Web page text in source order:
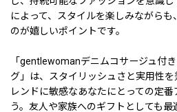
によって、スタイルを楽しみながら
のが嬉しいポイントです。
「gentlewomanデニムコサージュ付
グ」は、スタイリッシュさと実用性
レンドに敏感なあなたにとっての定
う。友人や家族へのギフトとしても